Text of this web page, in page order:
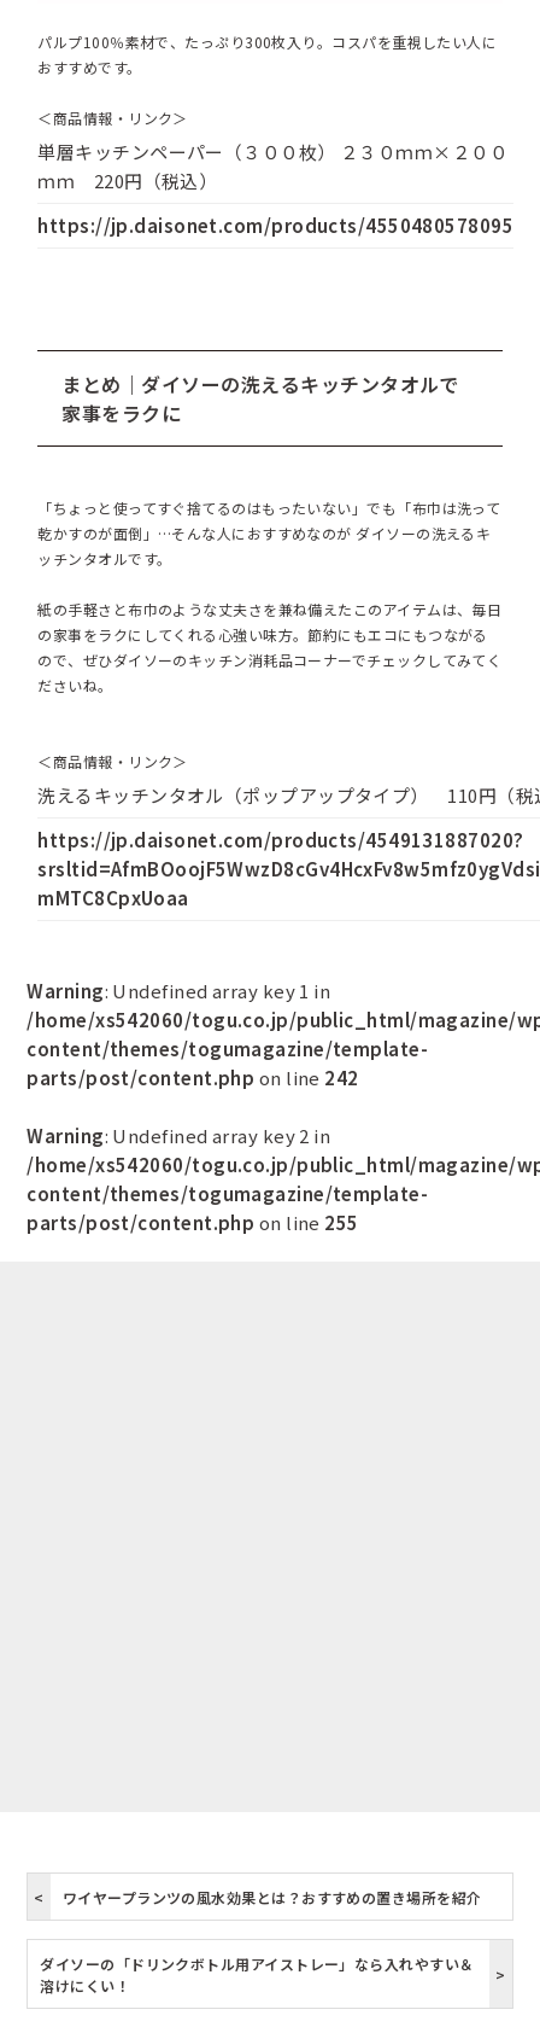
パルプ100％素材で、たっぷり300枚入り。コスパを重視したい人に
おすすめです。
＜商品情報・リンク＞
単層キッチンペーパー（３００枚） ２３０ｍｍ×２００
ｍｍ 220円（税込）
https://jp.daisonet.com/products/4550480578095
まとめ｜ダイソーの洗えるキッチンタオルで
家事をラクに
「ちょっと使ってすぐ捨てるのはもったいない」でも「布巾は洗って
乾かすのが面倒」…そんな人におすすめなのが ダイソーの洗えるキ
ッチンタオルです。
紙の手軽さと布巾のような丈夫さを兼ね備えたこのアイテムは、毎日
の家事をラクにしてくれる心強い味方。節約にもエコにもつながる
ので、ぜひダイソーのキッチン消耗品コーナーでチェックしてみてく
ださいね。
＜商品情報・リンク＞
洗えるキッチンタオル（ポップアップタイプ） 110円（税
https://jp.daisonet.com/products/4549131887020?
mMTC8CpxUoaa
Warning: Undefined array key 1 in
/home/xs542060/togu.co.jp/public_html/magazine/
content/themes/togumagazine/template-
parts/post/content.php on line 242
Warning: Undefined array key 2 in
/home/xs542060/togu.co.jp/public_html/magazine/
content/themes/togumagazine/template-
parts/post/content.php on line 255
ワイヤープランツの風水効果とは？おすすめの置き場所を紹介
ダイソーの「ドリンクボトル用アイストレー」なら入れやすい＆
溶けにくい！